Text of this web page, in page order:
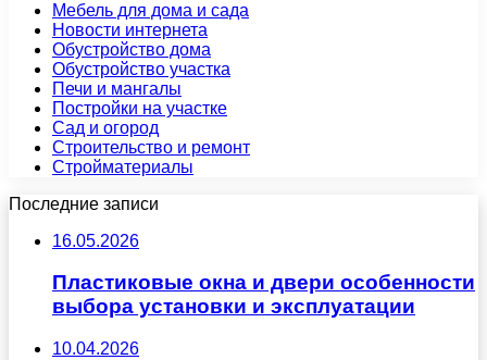
Мебель для дома и сада
Новости интернета
Обустройство дома
Обустройство участка
Печи и мангалы
Постройки на участке
Сад и огород
Строительство и ремонт
Стройматериалы
Последние записи
16.05.2026
Пластиковые окна и двери особенности
выбора установки и эксплуатации
10.04.2026